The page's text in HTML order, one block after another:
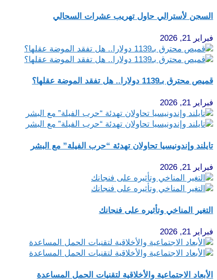
السجن لأسترالي حاول تهريب عشرات السحالي
فبراير 21, 2026
قميص محترق بـ1139 دولارا.. هل تفقد الموضة عقلها؟
فبراير 21, 2026
تايلند وإندونيسيا تحاولان تهدئة “حرب الفيلة” مع البشر
فبراير 21, 2026
التغير المناخي وتأثيره على فنجانك
فبراير 21, 2026
الأبعاد الاجتماعية والأخلاقية لتقنيات الحمل المساعدة